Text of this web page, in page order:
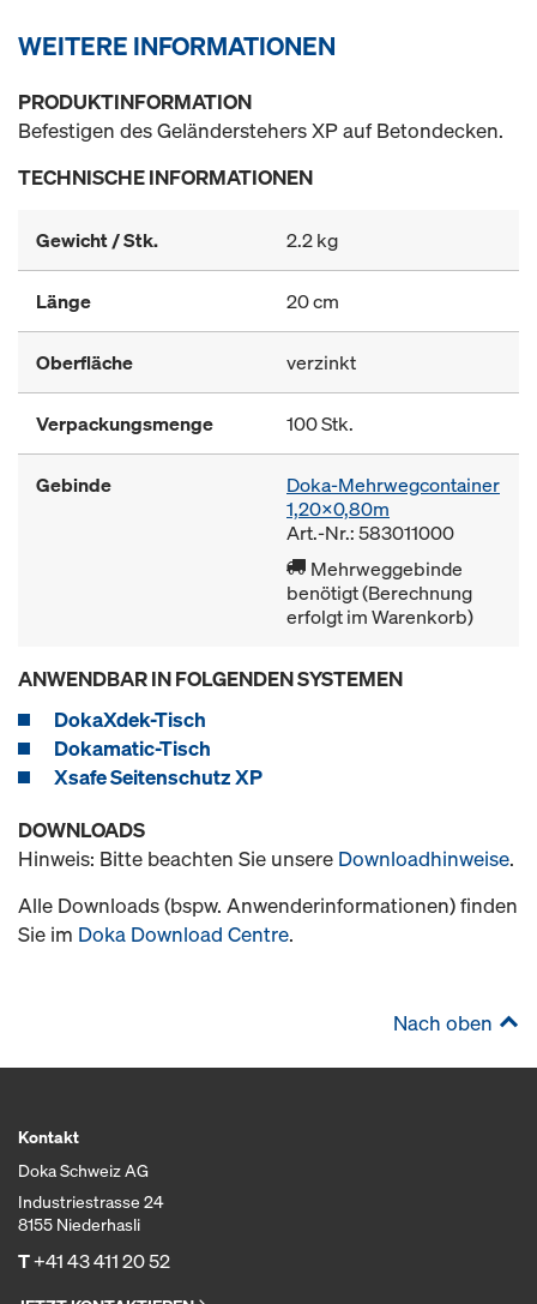
WEITERE INFORMATIONEN
PRODUKTINFORMATION
Befestigen des Geländerstehers XP auf Betondecken.
TECHNISCHE INFORMATIONEN
Gewicht / Stk. 2.2 kg
Länge 20 cm
Oberfläche verzinkt
Verpackungsmenge 100 Stk.
Gebinde
Doka-Mehrwegcontainer
1,20x0,80m
Art.-Nr.: 583011000
Mehrweggebinde
benötigt (Berechnung
erfolgt im Warenkorb)
ANWENDBAR IN FOLGENDEN SYSTEMEN
DokaXdek-Tisch
Dokamatic-Tisch
Xsafe Seitenschutz XP
DOWNLOADS
Hinweis: Bitte beachten Sie unsere Downloadhinweise.
Alle Downloads (bspw. Anwenderinformationen) finden
Sie im Doka Download Centre.
Nach oben
Kontakt
Doka Schweiz AG
Industriestrasse 24
8155 Niederhasli
T+41 43 411 20 52